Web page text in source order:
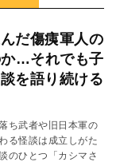
だ傷痍軍人の
か…それでも子
を語り続ける
ち武者や旧日本軍の
る怪談は成立しがた
のひとつ「カシマさ